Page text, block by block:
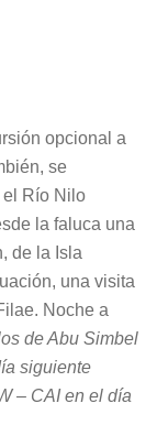
opcional a
se
el Río Nilo
la faluca una
de la Isla
una visita
Noche a
de Abu Simbel
siguiente
– CAI en el día